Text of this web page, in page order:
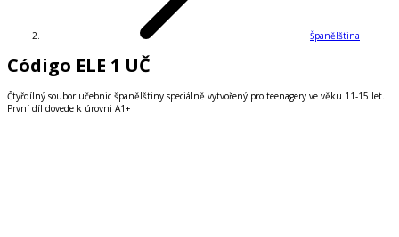
Španělština
Código ELE 1 UČ
Čtyřdílný soubor učebnic španělštiny speciálně vytvořený pro teenagery ve věku 11-15 let.
První díl dovede k úrovni A1+